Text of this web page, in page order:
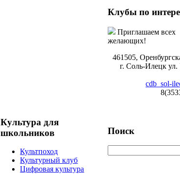
Культура для
школьников
Культпоход
Культурный клуб
Цифровая культура
Поиск
Клубы по
Приглашаем всех
желающих!
461505,
г. Соль-Илецк ул.
cdb_sol-